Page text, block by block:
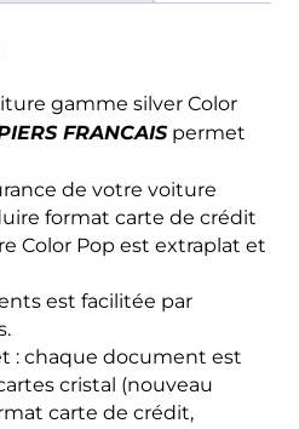
gamme silver Color
FRANCAISpermet
de votre voiture
format carte de crédit
Color Pop est extraplat et
est facilitée par
: chaque document est
cristal (nouveau
carte de crédit,